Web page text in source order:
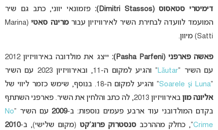
דימיטרי סטאסוס (Dimitri Stassos):
פזמונאי יווני, כתב גם שיר
המועמד לוועדה לבחירת השיר לאירוויזיון עבורמרינה סאטי
(Marina
Satti) מיוון.
פאשה פארפני (Pasha Parfeni):
ייצג את מולדובה באירוויזיון 2012
עם השיר “Lăutar” והגיע למקום ה-11, ובאירוויזיון 2023 עם השיר
“
Soarele şi Luna” והגיע למקום ה-18
. בנוסף, שימש כזמר ליווי של
אליונה מון
באירוויזיון 2013, לה כתב והלחין את השיר. פארפני השתתף
בקדם המולדובני עוד ארבע פעמים נוספות: ב-2009עם השיר “No
Crime“, כחלק מההרכב סנסטרוק פרוג’קט (מקום שלישי), ב-2010